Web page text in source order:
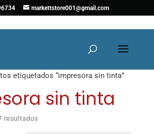
markettstore001@gmail.com
etiquetados “impresora sin tinta”
sin tinta
resultados